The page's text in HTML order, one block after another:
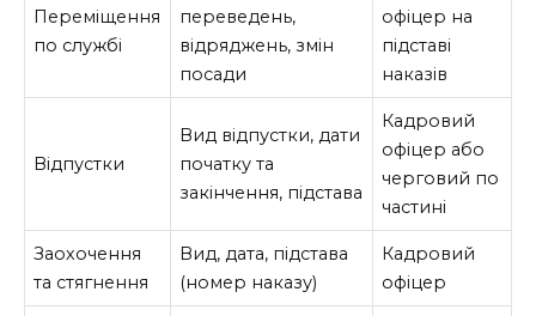
Переміщення
по службі
переведень,
відряджень, змін
посади
офіцер на
підставі
наказів
Відпустки
Вид відпустки, дати
початку та
закінчення, підстава
Кадровий
офіцер або
черговий по
частині
Заохочення
та стягнення
Вид, дата, підстава
(номер наказу)
Кадровий
офіцер